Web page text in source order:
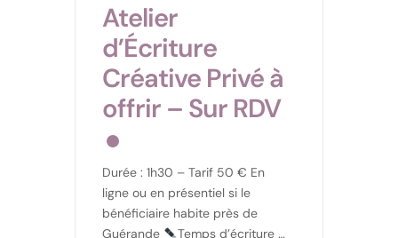
Atelier
d’Écriture
Créative Privé à
offrir – Sur RDV
Durée : 1h30 – Tarif 50 € En
ligne ou en présentiel si le
bénéficiaire habite près de
Guérande
Temps d’écriture 1